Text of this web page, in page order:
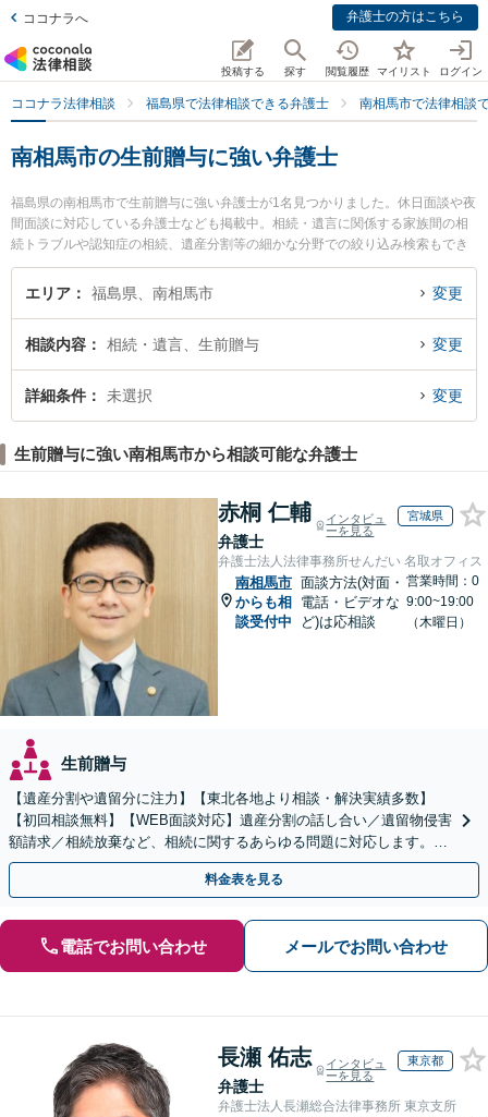
ココナラへ 弁護士の方はこちら
投稿する 探す 閲覧履歴 マイリスト ログイン
ココナラ法律相談 福島県で法律相談できる弁護士 南相馬市で法律相談
南相馬市の生前贈与に強い弁護士
福島県の南相馬市で生前贈与に強い弁護士が1名見つかりました。休日面談や夜
間面談に対応している弁護士なども掲載中。相続・遺言に関係する家族間の相
続トラブルや認知症の相続、遺産分割等の細かな分野での絞り込み検索もでき
便利です。特にひばり法律事務所の西山 健司弁護士のプロフィール情報や弁護
士費用、強みなどが注目されています。『南相馬市で土日や夜間に発生した生
談できる南相馬市内の弁護士に相談予約したい』などでお困りの相談者さんに
おすすめです。
エリア 福島県、南相馬市 変更
相談内容 相続・遺言、生前贈与 変更
詳細条件 未選択 変更
生前贈与に強い南相馬市から相談可能な弁護士
赤桐 仁輔
弁護士
インタビュ
ーを見る
宮城県
弁護士法人法律事務所せんだい 名取オフィス
南相馬市
からも相
談受付中
面談方法(対面・
電話・ビデオな
ど)は応相談
営業時間：0
9:00~19:00
（木曜日）
生前贈与
【遺産分割や遺留分に注力】【東北各地より相談・解決実績多数】
【初回相談無料】【WEB面談対応】遺産分割の話し合い／遺留物侵害
額請求／相続放棄など、相続に関するあらゆる問題に対応します。ご
事情やご意向を丁寧にお聞きし、有利な解決を目指します
料金表を見る
電話でお問い合わせ メールでお問い合わせ
長瀬 佑志
弁護士
インタビュ
ーを見る
東京都
弁護士法人長瀬総合法律事務所 東京支所